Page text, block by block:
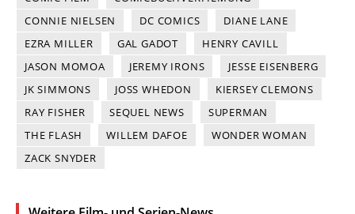
CONNIE NIELSEN
DC COMICS
DIANE LANE
EZRA MILLER
GAL GADOT
HENRY CAVILL
JASON MOMOA
JEREMY IRONS
JESSE EISENBERG
JK SIMMONS
JOSS WHEDON
KIERSEY CLEMONS
RAY FISHER
SEQUEL NEWS
SUPERMAN
THE FLASH
WILLEM DAFOE
WONDER WOMAN
ZACK SNYDER